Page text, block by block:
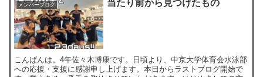
メンバーブログ 当たり前から見つけたもの
こんばんは。4年佐々木博康です。日頃より、中京大学体育会水泳部
への応援・支援に感謝申し上げます。本日からラストブログ開始で